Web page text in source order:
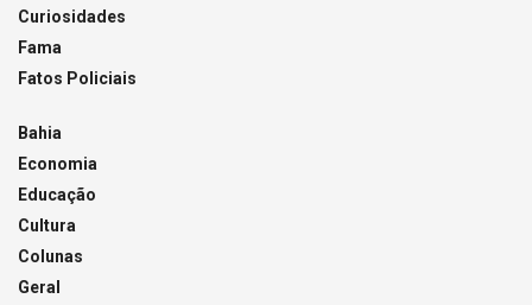
Curiosidades
Fama
Fatos Policiais
Bahia
Economia
Educação
Cultura
Colunas
Geral